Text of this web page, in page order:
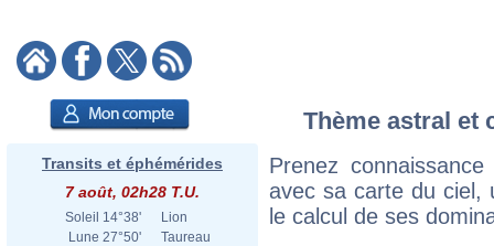
Transits et éphémérides
7 août, 02h28 T.U.
Soleil 14°38'
Lion
Lune 27°50'
Taureau
Thème astral et
Prenez
avec sa carte du ciel,
le calcul de ses